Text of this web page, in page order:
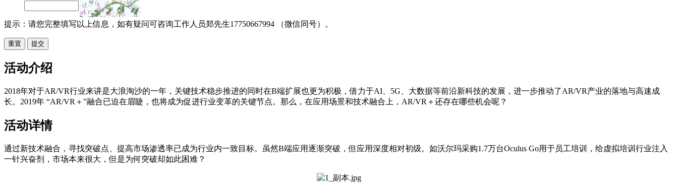
提示：请您完整填写以上信息，如有疑问可咨询工作人员郑先生17750667994 （微信同号）。
重置
活动介绍
2018年对于AR/VR行业来讲是大浪淘沙的一年，关键技术稳步推进的同时在B端扩展也更为积极，借力于AI、5G、大数据等前沿新科技的发展，进一步推动了AR/VR产业的落地与高速成
长。2019年 “AR/VR＋”融合已迫在眉睫，也将成为促进行业变革的关键节点。那么，在应用场景和技术融合上，AR/VR＋还存在哪些机会呢？
活动详情
通过新技术融合，寻找突破点、提高市场渗透率已成为行业内一致目标。虽然B端应用逐渐突破，但应用深度相对初级。如沃尔玛采购1.7万台Oculus Go用于员工培训，给虚拟培训行业注入
一针兴奋剂，市场本来很大，但是为何突破却如此困难？